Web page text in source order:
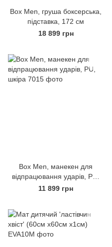
Вох Men, груша боксерська,
підставка, 172 см
18 899 грн
Вох Men, манекен для
відпрацювання ударів, PU,
шкіра
11 899 грн